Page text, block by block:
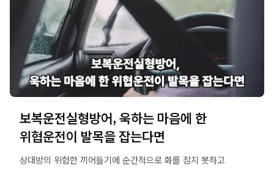
보복운전실형방어, 욱하는 마음에 한
위협운전이 발목을 잡는다면
상대방의 위험한 끼어들기에 순간적으로 화를 참지 못하고